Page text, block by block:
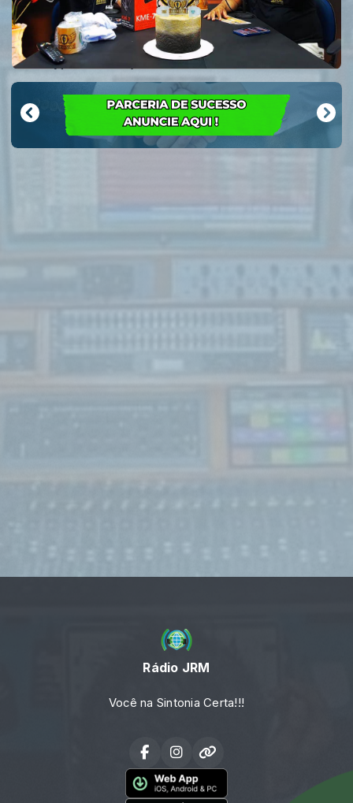
Rádio JRM
Você na Sintonia Certa!!!